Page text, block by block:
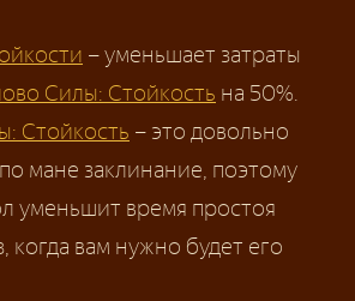
– уменьшает затраты
Силы: Стойкость на 50%.
Стойкость – это довольно
мане заклинание, поэтому
уменьшит время простоя
когда вам нужно будет его